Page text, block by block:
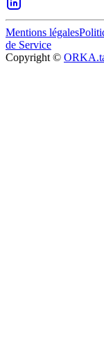
Mentions légales
de Service
Copyright ©